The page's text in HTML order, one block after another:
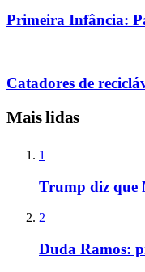
Primeira Infância:
Catadores de
Mais lidas
1
Trump diz que
2
Duda Ramos: